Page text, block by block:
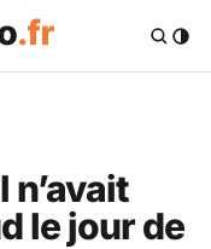
n’avait
le jour de